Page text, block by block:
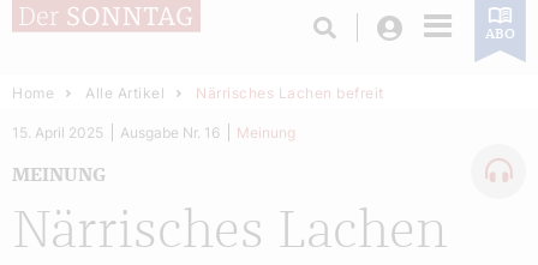
Login ABO
Home Alle Artikel Närrisches Lachen befreit
Närrisches Lachen
MEINUNG
15. April 2025 Ausgabe Nr. 16 Meinung